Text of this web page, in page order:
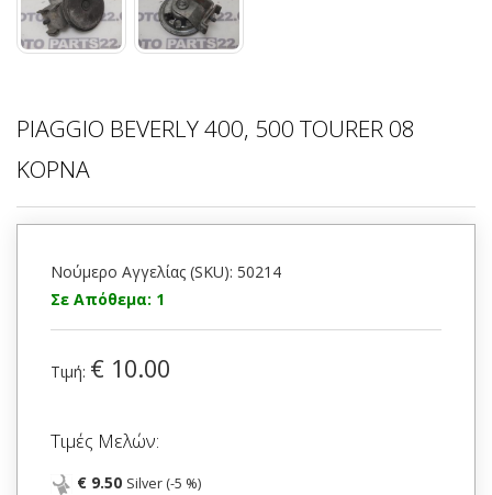
PIAGGIO BEVERLY 400, 500 TOURER 08
ΚΟΡΝΑ
Νούμερο Αγγελίας (SKU): 50214
Σε Απόθεμα: 1
Τιμή: € 10.00
Τιμές Μελών:
€ 9.50 Silver (-5 %)